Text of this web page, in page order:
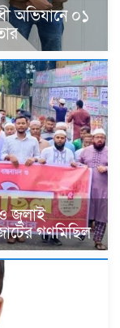
অভিযানে ০১
জুলাই
গণমিছিল